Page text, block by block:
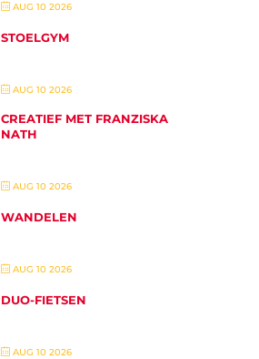
AUG 10 2026
STOELGYM
AUG 10 2026
CREATIEF MET FRANZISKA
NATH
AUG 10 2026
WANDELEN
AUG 10 2026
DUO-FIETSEN
AUG 10 2026